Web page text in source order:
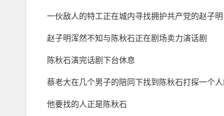
一伙敌人的特工正在城内寻找拥护共产党的赵子
赵子明浑然不知与陈秋石正在剧场卖力演话剧
陈秋石演完话剧下台休息
蔡老大在几个男子的陪同下找到陈秋石打探一个
他要找的人正是陈秋石